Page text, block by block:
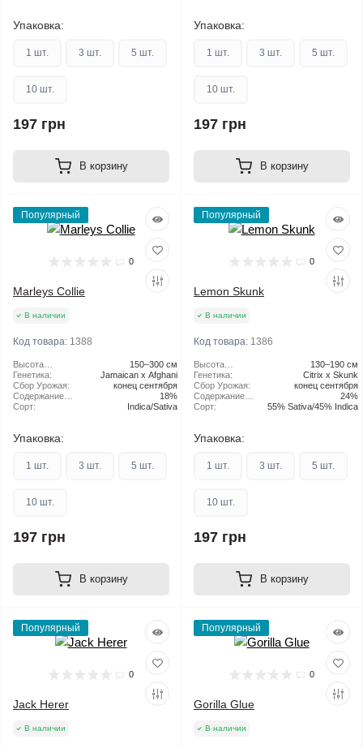
Упаковка:
1 шт. 3 шт. 5 шт.
10 шт.
197 грн
В корзину
Упаковка:
1 шт. 3 шт. 5 шт.
10 шт.
197 грн
В корзину
Популярный
0
Marleys Collie
В наличии
Код товара: 1388
Высота
растения:
150–300 см
Генетика:
Jamaican x Afghani
Сбор Урожая:
конец сентября
Содержание
ТГК:
18%
Сорт:
Indica/Sativa
Упаковка:
1 шт. 3 шт. 5 шт.
10 шт.
197 грн
В корзину
Популярный
0
Lemon Skunk
В наличии
Код товара: 1386
Высота
растения:
130–190 см
Генетика:
Citrix x Skunk
Сбор Урожая:
конец сентября
Содержание
ТГК:
24%
Сорт:
55% Sativa/45% Indica
Упаковка:
1 шт. 3 шт. 5 шт.
10 шт.
197 грн
В корзину
Популярный
0
Jack Herer
В наличии
Популярный
0
Gorilla Glue
В наличии